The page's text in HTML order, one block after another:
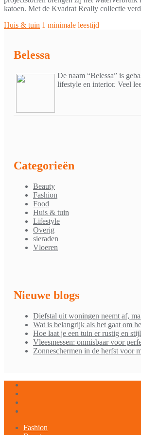
katoen. Met de Kvadrat Really collectie
Huis & tuin 1 minimale leestijd
Belessa
De naam “Belessa” is
lifestyle en interior. Veel
Categorieën
Beauty
Fashion
Food
Huis & tuin
Lifestyle
Overig
sieraden
Vloeren
Nieuwe blogs
Diefstal uit woningen neemt af,
Wat is belangrijk als het gaat om
Hoe laat je een tuin er rustig en
Vleesmessen: onmisbaar voor
Zonneschermen in de herfst voor
Fashion